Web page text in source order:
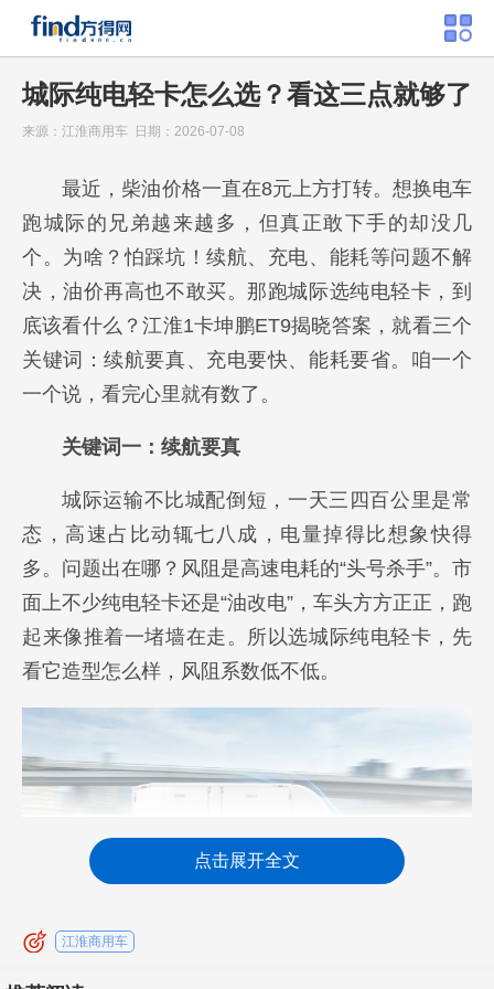
城际纯电轻卡怎么选？看这三点就够了
来源：江淮商用车 日期：2026-07-08
最近，柴油价格一直在8元上方打转。想换电车
跑城际的兄弟越来越多，但真正敢下手的却没几
个。为啥？怕踩坑！续航、充电、能耗等问题不解
决，油价再高也不敢买。那跑城际选纯电轻卡，到
底该看什么？江淮1卡坤鹏ET9揭晓答案，就看三个
关键词：续航要真、充电要快、能耗要省。咱一个
一个说，看完心里就有数了。
关键词一：续航要真
城际运输不比城配倒短，一天三四百公里是常
态，高速占比动辄七八成，电量掉得比想象快得
多。问题出在哪？风阻是高速电耗的“头号杀手”。市
面上不少纯电轻卡还是“油改电”，车头方方正正，跑
起来像推着一堵墙在走。所以选城际纯电轻卡，先
看它造型怎么样，风阻系数低不低。
点击展开全文
江淮商用车